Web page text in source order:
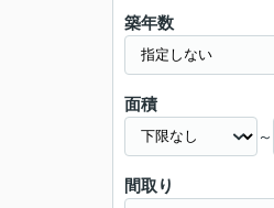
築年数
面積
～
間取り